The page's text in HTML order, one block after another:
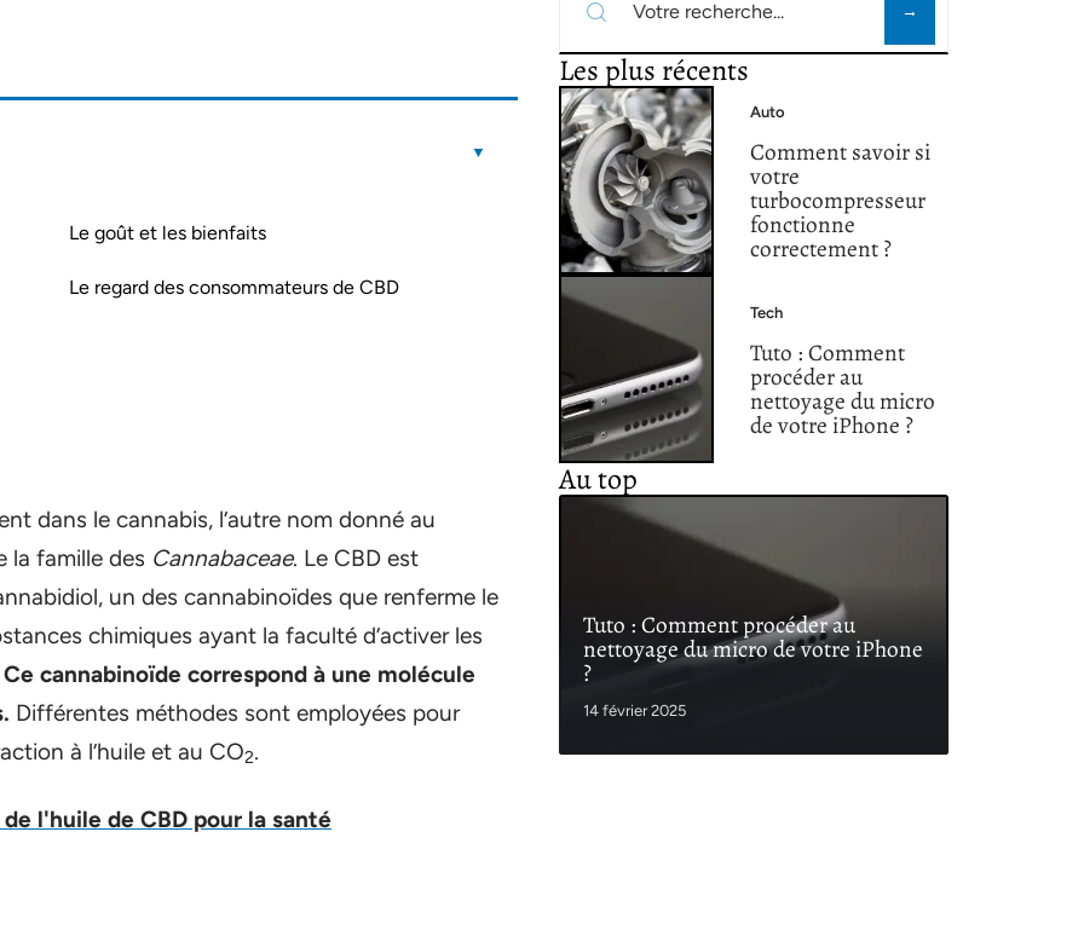
Le goût et les bienfaits
Le regard des consommateurs de CBD
dans le cannabis, l’autre nom donné au
la famille des Cannabaceae. Le CBD est
un des cannabinoïdes que renferme le
chimiques ayant la faculté d’activer les
Ce cannabinoïde correspond à une molécule
Différentes méthodes sont employées pour
à l’huile et au CO2.
l'huile de CBD pour la santé
Les plus récents
Auto
Comment savoir si
votre
turbocompresseur
fonctionne
correctement ?
Tech
Tuto : Comment
procéder au
nettoyage du micro
de votre iPhone ?
Au top
Tuto : Comment procéder au
nettoyage du micro de votre iPhone
?
14 février 2025